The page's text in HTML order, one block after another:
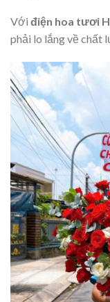
Với điện hoa tươi
phải lo lắng về chất